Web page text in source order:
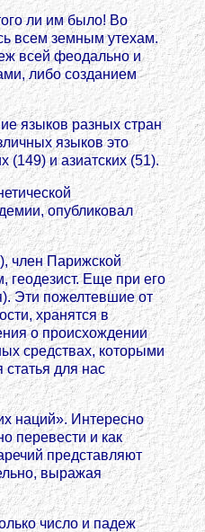
ли им было! Во
всем земным утехам.
всей феодально и
либо созданием
языков разных стран
языков это
(149) и азиатских (51).
опубликовал
член Парижской
геодезист. Еще при его
Эти пожелтевшие от
хранятся в
о происхождении
средствах, которыми
для нас
наций». Интересно
перевести и как
представляют
выражая
число и падеж